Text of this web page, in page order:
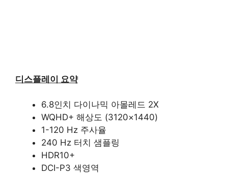
디스플레이 요약
6.8인치 다이나믹 아몰레드 2X
WQHD+ 해상도 (3120×1440)
1-120 Hz 주사율
240 Hz 터치 샘플링
HDR10+
DCI-P3 색영역